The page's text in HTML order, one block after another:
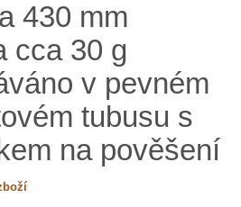
430 mm
cca 30 g
v pevném
tubusu s
na pověšení